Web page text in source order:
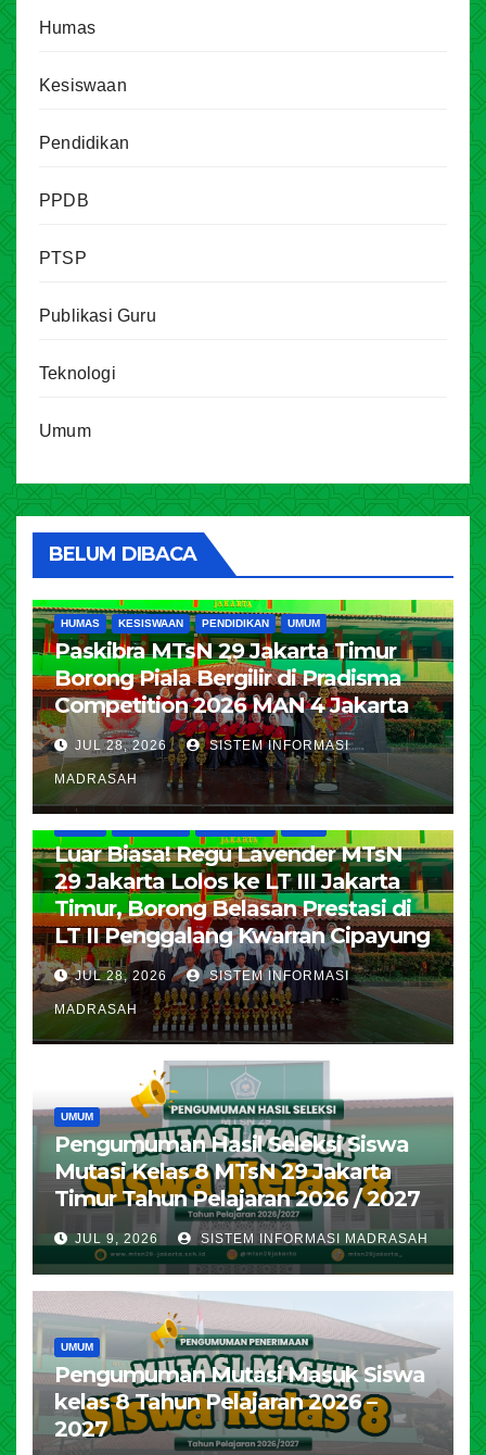
Humas
Kesiswaan
Pendidikan
PPDB
PTSP
Publikasi Guru
Teknologi
Umum
BELUM DIBACA
HUMAS KESISWAAN PENDIDIKAN UMUM
Paskibra MTsN 29 Jakarta Timur
Borong Piala Bergilir di Pradisma
Competition 2026 MAN 4 Jakarta
JUL 28, 2026 SISTEM INFORMASI
MADRASAH
Luar Biasa! Regu Lavender MTsN
29 Jakarta Lolos ke LT III Jakarta
Timur, Borong Belasan Prestasi di
LT II Penggalang Kwarran Cipayung
JUL 28, 2026 SISTEM INFORMASI
MADRASAH
UMUM
Pengumuman Hasil Seleksi Siswa
Mutasi Kelas 8 MTsN 29 Jakarta
Timur Tahun Pelajaran 2026 / 2027
JUL 9, 2026 SISTEM INFORMASI MADRASAH
UMUM
Pengumuman Mutasi Masuk Siswa
kelas 8 Tahun Pelajaran 2026 –
2027